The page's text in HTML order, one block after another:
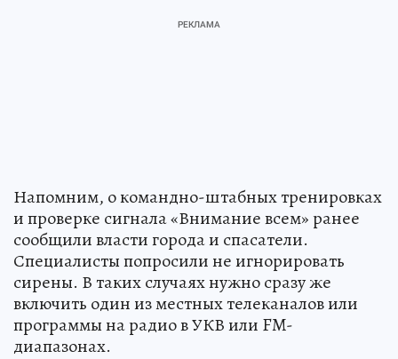
Напомним, о командно-штабных тренировках
и проверке сигнала «Внимание всем» ранее
сообщили власти города и спасатели.
Специалисты попросили не игнорировать
сирены. В таких случаях нужно сразу же
включить один из местных телеканалов или
программы на радио в УКВ или FM-
диапазонах.